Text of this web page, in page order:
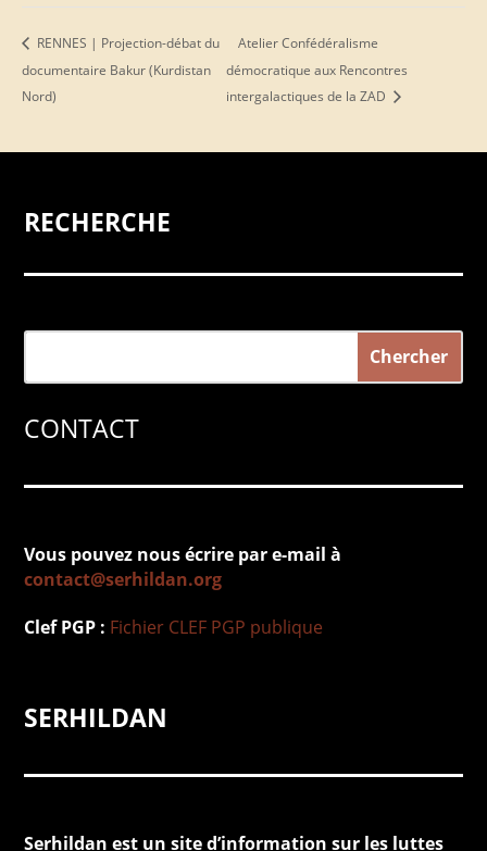
RENNES | Projection-débat du
documentaire Bakur (Kurdistan
Nord)
Atelier Confédéralisme
démocratique aux Rencontres
intergalactiques de la ZAD
RECHERCHE
CONTACT
Vous pouvez nous écrire par e-mail à
contact@serhildan.org
Clef PGP : Fichier CLEF PGP publique
SERHILDAN
Serhildan est un site d’information sur les luttes